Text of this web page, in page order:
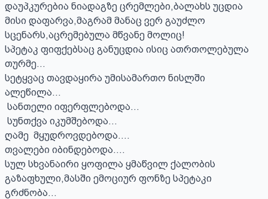
დაუპკურებია ნიადაგზე ცრემლები,ბალახს უცდია
მისი დაფარვა,მაგრამ მანაც ვერ გაუძლო
სცენარს,აცრემებულა მწვანე მოლიც!
სპეტაკ ფიფქებსაც განუცდია ისიც ათრთოლებულა
თურმე…
სეტყვაც თავდაყირა უმისამართო ნისლში
ალეწილა…
ღამე  მყუდროვდებოდა….
თვალები იბინდებოდა….
სულ სხვანაირი ყოფილა ყმაწვილ ქალობის
გაზაფხული,მასში ემოციურ ფონზე სპეტაკი
გრძნობა…